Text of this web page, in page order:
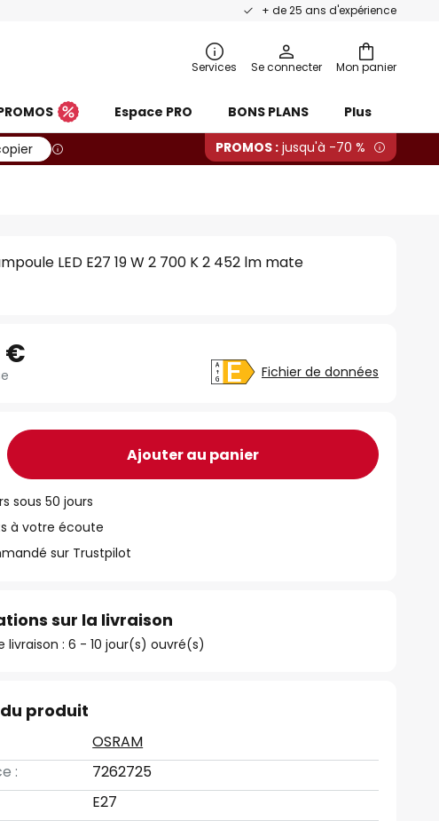
+ de 25 ans d'expérience
Mon panier
Services Se connecter
Espace PRO BONS PLANS Plus
PROMOS : jusqu'à -70 %
LED E27 19 W 2 700 K 2 452 lm mate
€
Fichier de données
Ajouter au panier
sous 50 jours
à votre écoute
sur Trustpilot
sur la livraison
livraison : 6 - 10 jour(s) ouvré(s)
produit
OSRAM
:
7262725
E27